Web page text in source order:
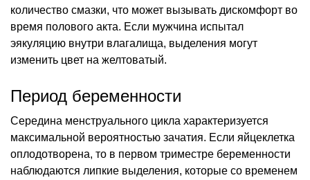
количество смазки, что может вызывать дискомфорт во
время полового акта. Если мужчина испытал
эякуляцию внутри влагалища, выделения могут
изменить цвет на желтоватый.
Период беременности
Середина менструального цикла характеризуется
максимальной вероятностью зачатия. Если яйцеклетка
оплодотворена, то в первом триместре беременности
наблюдаются липкие выделения, которые со временем